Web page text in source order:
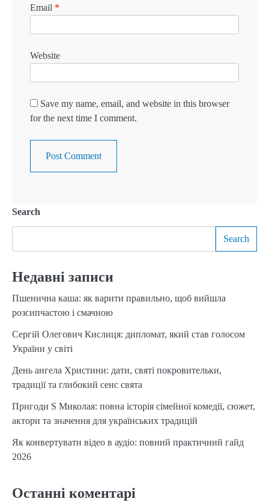
Email *
Website
Save my name, email, and website in this browser
for the next time I comment.
Search
Search
Недавні записи
Пшенична каша: як варити правильно, щоб вийшла
розсипчастою і смачною
Сергій Олегович Кислиця: дипломат, який став голосом
України у світі
День ангела Христини: дати, святі покровительки,
традиції та глибокий сенс свята
Пригоди S Миколая: повна історія сімейної комедії, сюжет,
актори та значення для українських традицій
Як конвертувати відео в аудіо: повний практичний гайд
2026
Останні коментарі